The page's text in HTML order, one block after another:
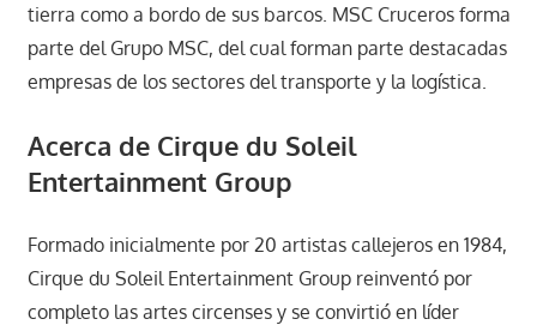
tierra como a bordo de sus barcos. MSC Cruceros forma
parte del Grupo MSC, del cual forman parte destacadas
empresas de los sectores del transporte y la logística.
Acerca de Cirque du Soleil
Entertainment Group
Formado inicialmente por 20 artistas callejeros en 1984,
Cirque du Soleil Entertainment Group reinventó por
completo las artes circenses y se convirtió en líder